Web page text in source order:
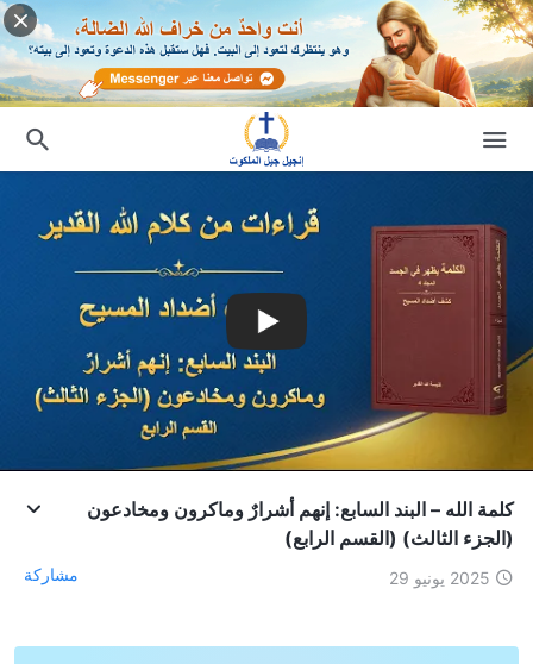
كلمة الله – البند السابع: إنهم أشرارٌ وماكرون ومخادعون
(الجزء الثالث) (القسم الرابع)
2025 يونيو 29 مشاركة